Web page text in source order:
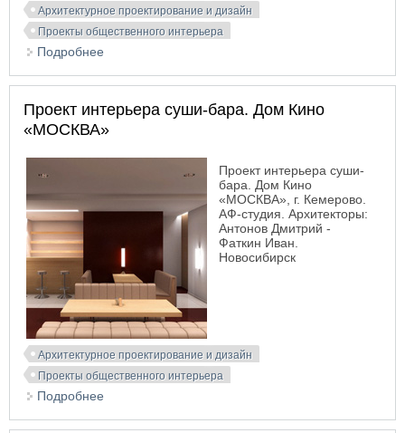
Архитектурное проектирование и дизайн
Проекты общественного интерьера
Подробнее
Проект интерьера суши-бара. Дом Кино
«МОСКВА»
Проект интерьера суши-
бара. Дом Кино
«МОСКВА», г. Кемерово.
АФ-студия. Архитекторы:
Антонов Дмитрий -
Фаткин Иван.
Новосибирск
Архитектурное проектирование и дизайн
Проекты общественного интерьера
Подробнее